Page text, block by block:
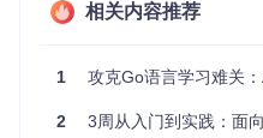
问题
打开终端，执行以下命令
相关内容推荐
1 攻克Go语言学习难关
2 3周从入门到实践：面向